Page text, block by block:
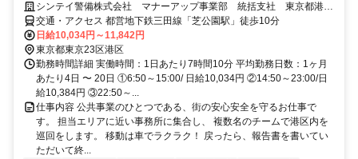
シンテイ警備株式会社 マナーアップ事業部 統括支社 東京都港
区 事務所
交通・アクセス 都営地下鉄三田線「芝公園駅」徒歩10分
日給10,034円～11,842円
東京都東京23区港区
勤務時間詳細 実働時間：1日あたり7時間10分 平均勤務日数：1ヶ月
あたり4日 〜 20日 ①6:50～15:00/ 日給10,034円 ②14:50～23:00/日
給10,384円 ③22:50～...
仕事内容 公共事業のひとつである、街の安心安全を守るお仕事で
す。 担当エリアに近い事務所に集合し、 複数名のチームで港区内を
巡回をします。 移動は車でラクラク！ 戻ったら、報告書を書いてい
ただいて終...